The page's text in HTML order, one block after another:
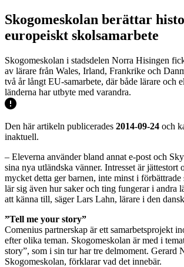
Skogomeskolan berättar
europeiskt skolsamarbete
Skogomeskolan i stadsdelen Norra Hisingen
av lärare från Wales, Irland, Frankrike och
två år långt EU-samarbete, där både lärare och
länderna har utbyte med varandra.
Den här artikeln publicerades 2014-09-24 och
inaktuell.
– Eleverna använder bland annat e-post och
sina nya utländska vänner. Intresset är jättestort
mycket detta ger barnen, inte minst i
lär sig även hur saker och ting fungerar i andra
att känna till, säger Lars Lahn, lärare i den
”Tell me your story”
Comenius partnerskap är ett samarbetsprojekt
efter olika teman. Skogomeskolan är med i
story”, som i sin tur har tre delmoment. Gerard
Skogomeskolan, förklarar vad det innebär.